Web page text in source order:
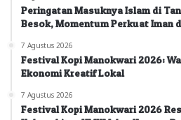
Peringatan Masuknya Islam di
Besok, Momentum Perkuat Iman
7 Agustus 2026
Festival Kopi Manokwari 2026:
Ekonomi Kreatif Lokal
7 Agustus 2026
Festival Kopi Manokwari 2026